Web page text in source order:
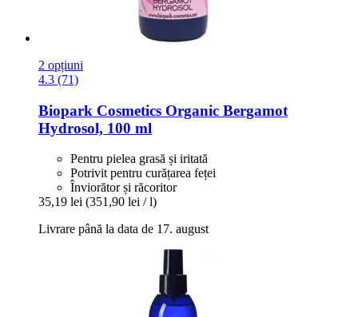
2 opțiuni
4.3 (71)
Biopark Cosmetics Organic Bergamot
Hydrosol, 100 ml
Pentru pielea grasă și iritată
Potrivit pentru curățarea feței
Înviorător și răcoritor
35,19 lei (351,90 lei / l)
Livrare până la data de 17. august